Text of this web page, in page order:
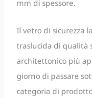
mm di spessore.
Il vetro di sicurezza
traslucida di qualità
architettonico più
giorno di passare
categoria di